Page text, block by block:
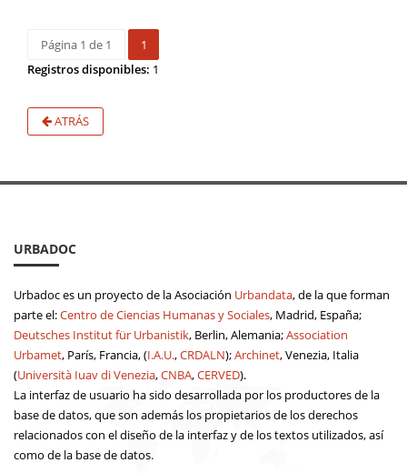
Página 1 de 1
1
Registros disponibles: 1
ATRÁS
URBADOC
Urbadoc es un proyecto de la Asociación Urbandata, de la que forman
parte el:Centro de Ciencias Humanas y Sociales, Madrid, España;
Deutsches Institut für Urbanistik, Berlin, Alemania;Association
Urbamet, París, Francia, (I.A.U.,CRDALN);Archinet, Venezia, Italia
(Università Iuav di Venezia,CNBA,CERVED).
La interfaz de usuario ha sido desarrollada por los productores de la
base de datos, que son además los propietarios de los derechos
relacionados con el diseño de la interfaz y de los textos utilizados, así
como de la base de datos.